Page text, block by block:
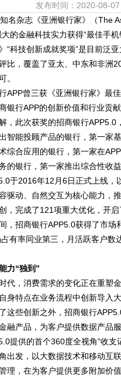
发布时间：2020-08-
名杂志《亚洲银行家》（The
的金融科技实力获得“最佳手机
“科技创新成就奖项”是目前泛
比，覆盖了亚太、中东和非洲
。
APP曾三获《亚洲银行家》最
银行APP的创新价值和行业贡
，此次获奖的招商银行
智能投顾产品的银行，第一家
综合应用的银行，第一家在
的银行，第一家推出综合性收益
于2016年12月6日正式上线，
驱动、自然交互为核心能力，
，完成了121项重大优化，开启
，招商银行APP5.0获得了市
有率同业第三，月活跃客户
力“独到”
代，消费需求的变化正在重塑
身特点在业务流程中创新导入
这些创新之外，招商银行
融产品，为客户提供数据产品服
提供的首个360度全视角“收
出发，以大数据技术和移动互
理，在为客户提供更多附加价